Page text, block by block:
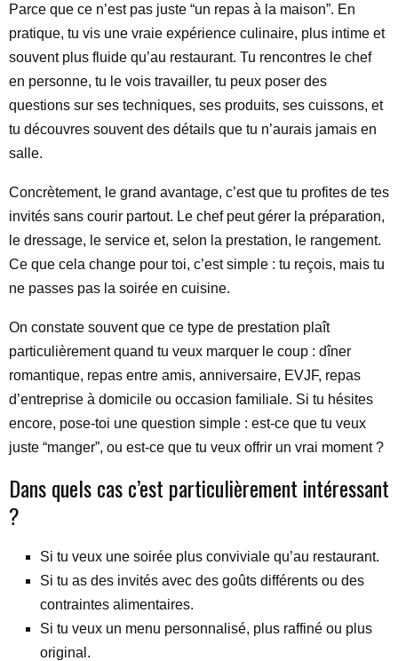
Parce que ce n’est pas juste “un repas à la maison”. En
pratique, tu vis une vraie expérience culinaire, plus intime et
souvent plus fluide qu’au restaurant. Tu rencontres le chef
en personne, tu le vois travailler, tu peux poser des
questions sur ses techniques, ses produits, ses cuissons, et
tu découvres souvent des détails que tu n’aurais jamais en
salle.
Concrètement, le grand avantage, c’est que tu profites de tes
invités sans courir partout. Le chef peut gérer la préparation,
le dressage, le service et, selon la prestation, le rangement.
Ce que cela change pour toi, c’est simple : tu reçois, mais tu
ne passes pas la soirée en cuisine.
On constate souvent que ce type de prestation plaît
particulièrement quand tu veux marquer le coup : dîner
romantique, repas entre amis, anniversaire, EVJF, repas
d’entreprise à domicile ou occasion familiale. Si tu hésites
encore, pose-toi une question simple : est-ce que tu veux
juste “manger”, ou est-ce que tu veux offrir un vrai moment ?
Dans quels cas c’est particulièrement intéressant
?
Si tu veux une soirée plus conviviale qu’au restaurant.
Si tu as des invités avec des goûts différents ou des
contraintes alimentaires.
Si tu veux un menu personnalisé, plus raffiné ou plus
original.